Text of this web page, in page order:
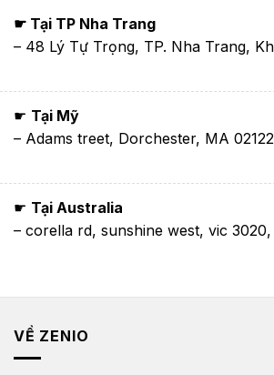
☛ Tại TP Nha Trang
– 48 Lý Tự Trọng, TP. Nha Trang,
☛ Tại Mỹ
– Adams treet, Dorchester, MA
☛ Tại Australia
– corella rd, sunshine west, vic
VỀ ZENIO